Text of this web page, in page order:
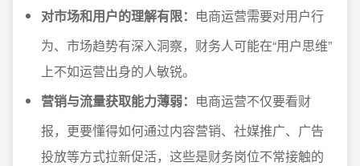
对市场和用户的理解有限： 电商运营需要对用户行
为、市场趋势有深入洞察，财务人可能在“用户思维”
上不如运营出身的人敏锐。
营销与流量获取能力薄弱： 电商运营不仅要看财
报，更要懂得如何通过内容营销、社媒推广、广告
投放等方式拉新促活，这些是财务岗位不常接触的